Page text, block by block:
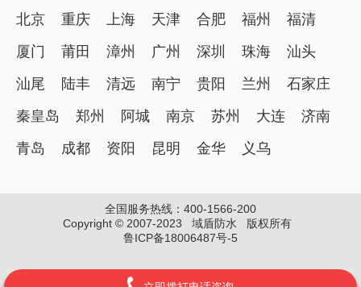
北京 重庆 上海 天津 合肥 福州
福清
厦门
莆田 漳州 广州 深圳 珠海
汕头
汕尾
陆丰 清远 南宁 贵阳 兰州
石家庄
秦皇岛
郑州 阿城 南京 苏州 大连
济南
青岛
成都 资阳 昆明 金华 义乌
全国服务热线：400-1566-200
Copyright © 2007-2023 域盾防水 版权所有
鲁ICP备18006487号-5